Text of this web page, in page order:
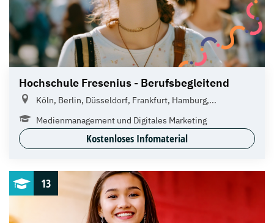
Hochschule Fresenius - Berufsbegleitend
Köln, Berlin, Düsseldorf, Frankfurt, Hamburg,...
Medienmanagement und Digitales Marketing
Kostenloses Infomaterial
13